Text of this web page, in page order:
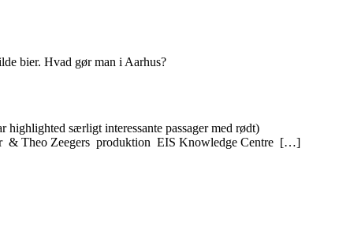
bier. Hvad gør man i Aarhus?
særligt interessante passager med rødt)
& Theo Zeegers produktion EIS Knowledge Centre […]